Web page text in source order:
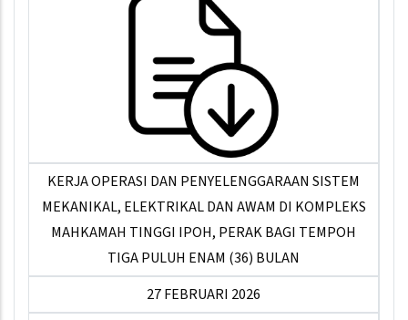
KERJA OPERASI DAN PENYELENGGARAAN SISTEM
MEKANIKAL, ELEKTRIKAL DAN AWAM DI KOMPLEKS
MAHKAMAH TINGGI IPOH, PERAK BAGI TEMPOH
TIGA PULUH ENAM (36) BULAN
27 FEBRUARI 2026